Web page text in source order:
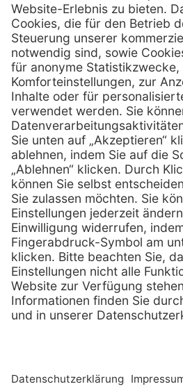
Kontakt
MediQuick Arzt- und
Hans-Wunderlich-
D-49078
Telefon:0800 -
E-Mail: info @
Services
Serviceversprechen
Sprechstundenbedarf
Retoure anmelden
Zertifikat